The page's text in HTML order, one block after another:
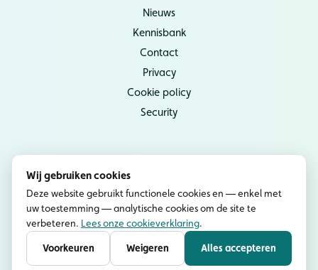
Nieuws
Kennisbank
Contact
Privacy
Cookie policy
Security
Instagram
YouTube
Wij gebruiken cookies
Deze website gebruikt functionele cookies en — enkel met
uw toestemming — analytische cookies om de site te
verbeteren. Lees onze cookieverklaring.
Voorkeuren Weigeren Alles accepteren